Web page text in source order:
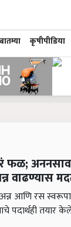
बातम्या कृषीपीडिया
फळ;
वाढण्यास
अन्न आणि रस
पदार्थही तयार